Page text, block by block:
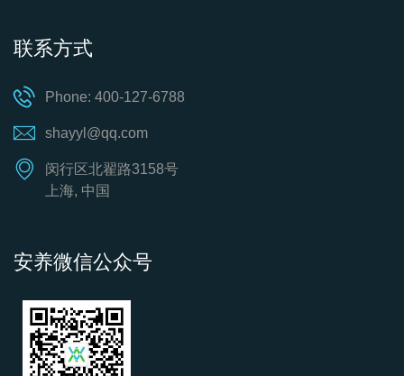
联系方式
Phone: 400-127-6788
shayyl@qq.com
闵行区北翟路3158号
上海, 中国
安养微信公众号